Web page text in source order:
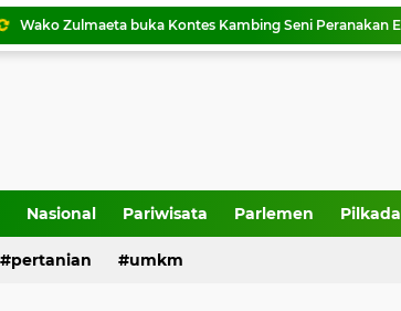
Tigo Kayo FC raih trofi Piala Walikota Payakumbuh 2026
Nasional Pariwisata Parlemen Pilkada
pertanian umkm